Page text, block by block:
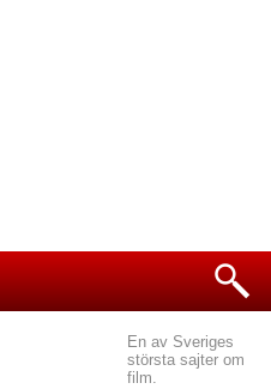
En av Sveriges
största sajter om
film.